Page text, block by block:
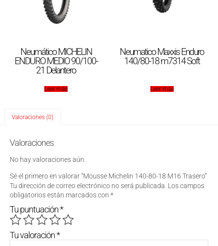
Neumático MICHELIN
ENDURO MEDIO 90/100-
21 Delantero
Leer más
Neumatico Maxxis Enduro
140/80-18 m7314 Soft
Leer más
Valoraciones (0)
Valoraciones
No hay valoraciones aún.
Sé el primero en valorar “Mousse Michelin 140-80-18 M16 Trasero”
Tu dirección de correo electrónico no será publicada. Los campos
obligatorios están marcados con *
Tu puntuación*
Tu valoración*